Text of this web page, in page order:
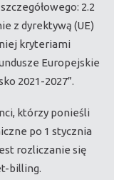
2.2
z dyrektywą (UE)
kryteriami
Europejskie
2021-2027”.
którzy ponieśli
po 1 stycznia
rozliczanie się
billing.